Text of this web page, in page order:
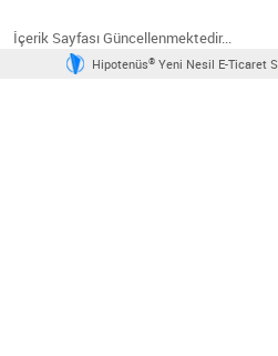
İçerik Sayfası Güncellenmektedir...
Hipotenüs® Yeni Nesil E-Ticaret